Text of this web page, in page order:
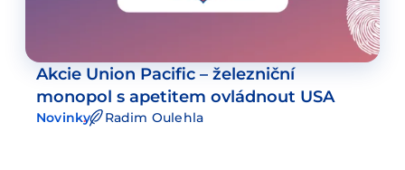
Akcie Union Pacific – železniční
monopol s apetitem ovládnout USA
Novinky Radim Oulehla